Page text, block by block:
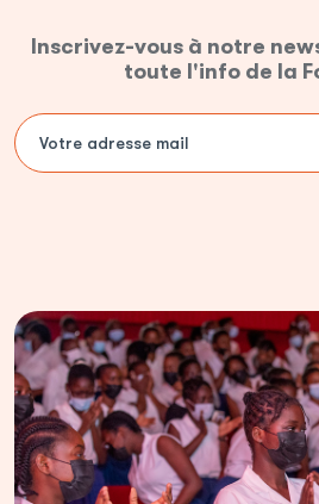
Inscrivez-vous à notre
toute l'info de la